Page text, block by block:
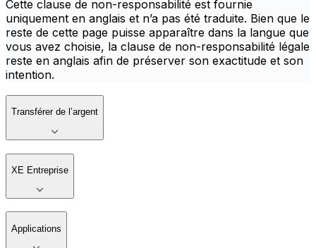
Cette clause de non-responsabilité est fournie
uniquement en anglais et n’a pas été traduite. Bien que le
reste de cette page puisse apparaître dans la langue que
vous avez choisie, la clause de non-responsabilité légale
reste en anglais afin de préserver son exactitude et son
intention.
Transférer de l’argent
XE Entreprise
Applications